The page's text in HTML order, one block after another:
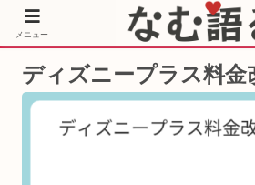
［PR］Prime Video もっと観るなら
ディズニープラス料金
メニュー